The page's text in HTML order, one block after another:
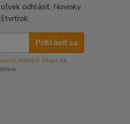
odhlásiť. Novinky
Prihlásiť sa
osobných údajov za